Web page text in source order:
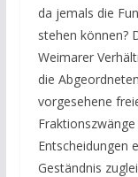
da jemals die
stehen können?
Weimarer
die
vorgesehene
Entscheidungen
Geständnis